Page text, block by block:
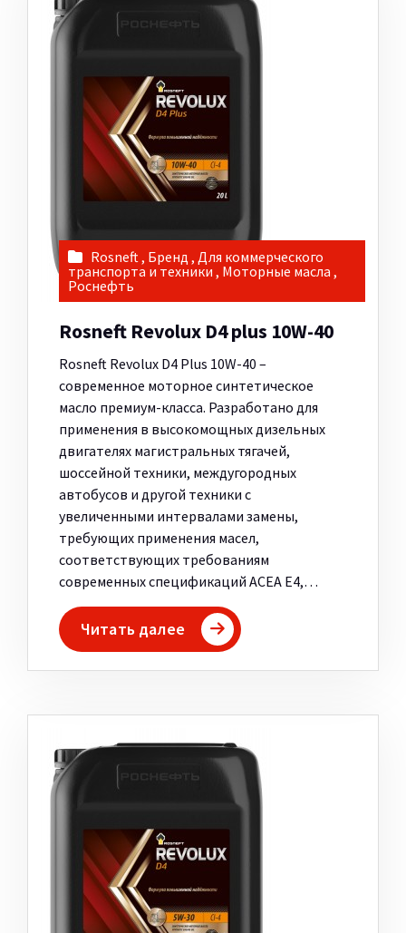
Rosneft, Бренд , Для коммерческого
транспорта и техники , Моторные масла ,
Роснефть
Rosneft Revolux D4 plus 10W-40
Rosneft Revolux D4 Plus 10W-40 –
современное моторное синтетическое
масло премиум-класса. Разработано для
применения в высокомощных дизельных
двигателях магистральных тягачей,
шоссейной техники, междугородных
автобусов и другой техники с
увеличенными интервалами замены,
требующих применения масел,
соответствующих требованиям
современных спецификаций ACEA E4,…
Читать далее